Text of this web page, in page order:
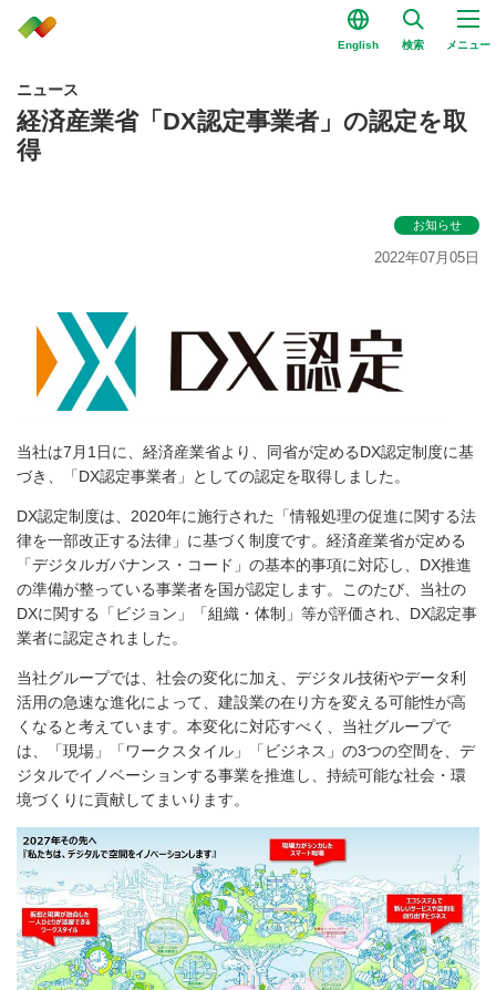
English 検索 メニュー
ニュース
経済産業省「DX認定事業者」の認定を取
得
お知らせ
2022年07月05日
当社は7月1日に、経済産業省より、同省が定めるDX認定制度に基
づき、「DX認定事業者」としての認定を取得しました。
DX認定制度は、2020年に施行された「情報処理の促進に関する法
律を一部改正する法律」に基づく制度です。経済産業省が定める
「デジタルガバナンス・コード」の基本的事項に対応し、DX推進
の準備が整っている事業者を国が認定します。このたび、当社の
DXに関する「ビジョン」「組織・体制」等が評価され、DX認定事
業者に認定されました。
当社グループでは、社会の変化に加え、デジタル技術やデータ利
活用の急速な進化によって、建設業の在り方を変える可能性が高
くなると考えています。本変化に対応すべく、当社グループで
は、「現場」「ワークスタイル」「ビジネス」の3つの空間を、デ
ジタルでイノベーションする事業を推進し、持続可能な社会・環
境づくりに貢献してまいります。